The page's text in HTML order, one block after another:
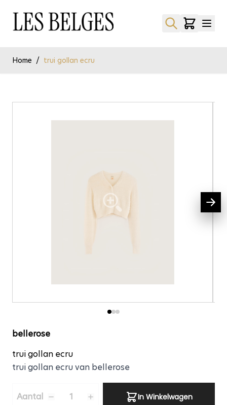
Home / trui gollan ecru
trui gollan ecru
bellerose
trui gollan ecru
trui gollan ecru van bellerose
Aantal In Winkelwagen